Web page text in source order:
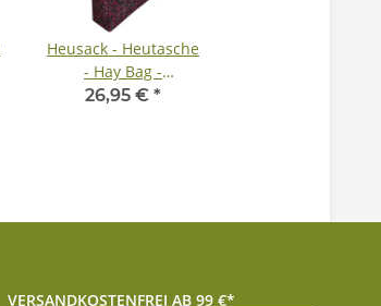
Heusack - Heutasche
- Hay Bag -
IRHFlower Power
26,95 € *
VERSANDKOSTENFREI AB 99 €*